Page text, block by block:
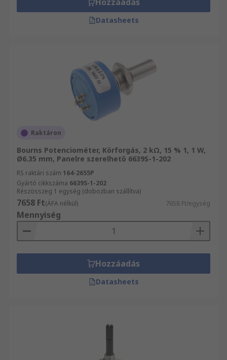
Datasheets
Raktáron
Bourns Potenciométer, Körforgás, 2 kΩ, 15 % 1, 1 W,
Ø6.35 mm, Panelre szerelhető 6639S-1-202
RS raktári szám 164-2655P
Gyártó cikkszáma 6639S-1-202
Részösszeg 1 egység (dobozban szállítva)
7658 Ft(ÁFA nélkül) 7658 Ft/egység
Mennyiség
Hozzáadás
Datasheets